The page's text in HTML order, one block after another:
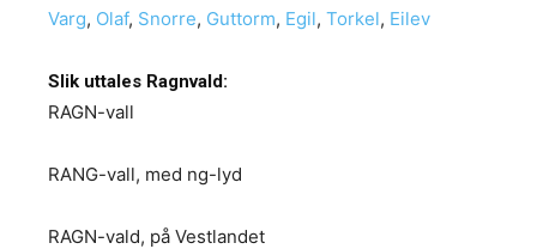
Varg, Olaf, Snorre, Guttorm, Egil, Torkel, Eilev
Slik uttales Ragnvald:
RAGN-vall
RANG-vall, med ng-lyd
RAGN-vald, på Vestlandet